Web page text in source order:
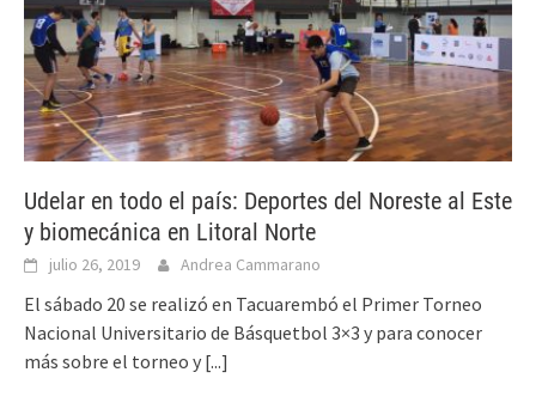
Udelar en todo el país: Deportes del Noreste al Este
y biomecánica en Litoral Norte
julio 26, 2019 Andrea Cammarano
El sábado 20 se realizó en Tacuarembó el Primer Torneo
Nacional Universitario de Básquetbol 3×3 y para conocer
más sobre el torneo y [...]